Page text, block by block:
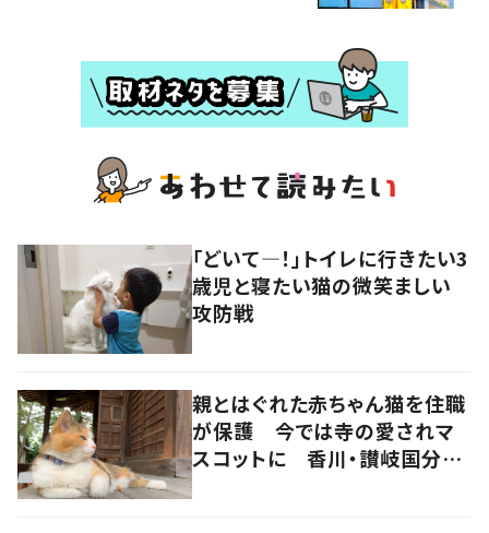
「どいて―！」トイレに行きたい3
歳児と寝たい猫の微笑ましい
攻防戦
親とはぐれた赤ちゃん猫を住職
が保護 今では寺の愛されマ
スコットに 香川・讃岐国分寺